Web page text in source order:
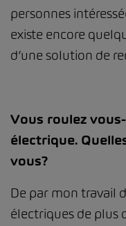
personnes
existe encore
d’une solution de
Vous roulez
électrique.
vous?
De par mon travail
électriques de plus